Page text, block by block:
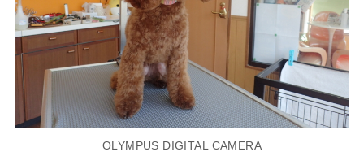
OLYMPUS DIGITAL CAMERA